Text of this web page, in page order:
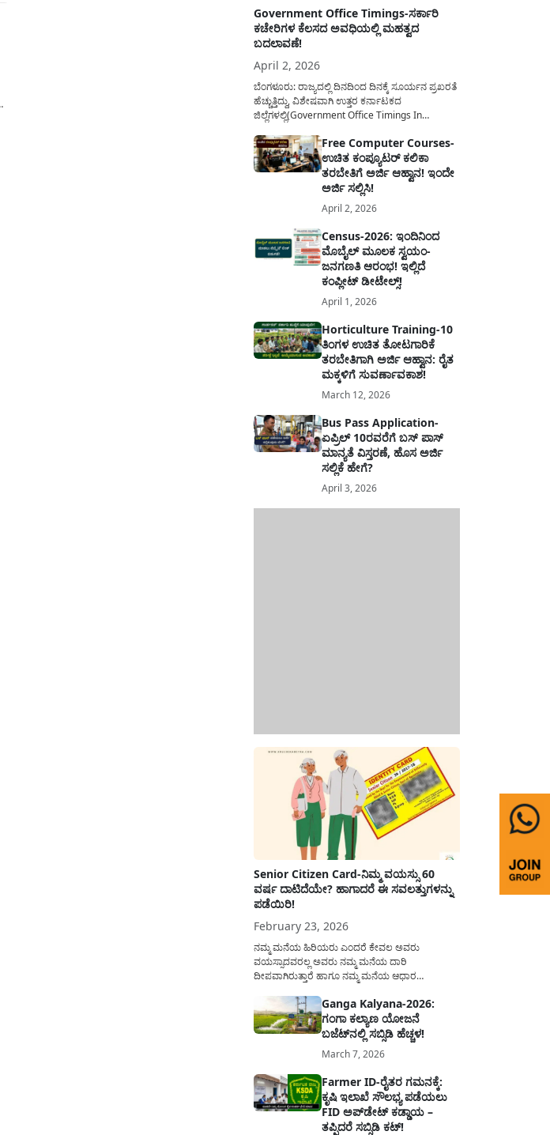
Government Office Timings-ಸರ್ಕಾರಿ
ಕಚೇರಿಗಳ ಕೆಲಸದ ಅವಧಿಯಲ್ಲಿ ಮಹತ್ವದ
ಬದಲಾವಣೆ!
April 2, 2026
ಬೆಂಗಳೂರು: ರಾಜ್ಯದಲ್ಲಿ ದಿನದಿಂದ ದಿನಕ್ಕೆ ಸೂರ್ಯನ ಪ್ರಖರತೆ
ಹೆಚ್ಚುತ್ತಿದ್ದು, ವಿಶೇಷವಾಗಿ ಉತ್ತರ ಕರ್ನಾಟಕದ
ಜಿಲ್ಲೆಗಳಲ್ಲಿ(Government Office Timings In
ಹಿನ್ನೆಲೆಯಲ್ಲಿ ಸರ್ಕಾರಿ ನೌಕರರ ಹಿತದೃಷ್ಟಿಯಿಂದ ಹಾಗೂ
ಸಾರ್ವಜನಿಕರ ಅನುಕೂಲಕ್ಕಾಗಿ ಕರ್ನಾಟಕ ಸರ್ಕಾರವು
ಮಹತ್ವದ ನಿರ್ಧಾರವೊಂದನ್ನು ಕೈಗೊಂಡಿದೆ. ಕಿತ್ತೂರು ಕರ್ನಾಟಕ
ಮತ್ತು ಕಲ್ಯಾಣ ಕರ್ನಾಟಕದ ಒಟ್ಟು 9 ಜಿಲ್ಲೆಗಳಲ್ಲಿ ಏಪ್ರಿಲ್...
Free Computer Courses-
ಉಚಿತ ಕಂಪ್ಯೂಟರ್ ಕಲಿಕಾ
ತರಬೇತಿಗೆ ಅರ್ಜಿ ಆಹ್ವಾನ! ಇಂದೇ
ಅರ್ಜಿ ಸಲ್ಲಿಸಿ!
April 2, 2026
Census-2026: ಇಂದಿನಿಂದ
ಮೊಬೈಲ್ ಮೂಲಕ ಸ್ವಯಂ-
ಜನಗಣತಿ ಆರಂಭ! ಇಲ್ಲಿದೆ
ಕಂಪ್ಲೀಟ್ ಡೀಟೇಲ್ಸ್!
April 1, 2026
Horticulture Training-10
ತಿಂಗಳ ಉಚಿತ ತೋಟಗಾರಿಕೆ
ತರಬೇತಿಗಾಗಿ ಅರ್ಜಿ ಆಹ್ವಾನ: ರೈತ
ಮಕ್ಕಳಿಗೆ ಸುವರ್ಣಾವಕಾಶ!
March 12, 2026
Bus Pass Application-
ಏಪ್ರಿಲ್ 10ರವರೆಗೆ ಬಸ್ ಪಾಸ್
ಮಾನ್ಯತೆ ವಿಸ್ತರಣೆ, ಹೊಸ ಅರ್ಜಿ
ಸಲ್ಲಿಕೆ ಹೇಗೆ?
April 3, 2026
Senior Citizen Card-ನಿಮ್ಮ ವಯಸ್ಸು 60
ವರ್ಷ ದಾಟಿದೆಯೇ? ಹಾಗಾದರೆ ಈ ಸವಲತ್ತುಗಳನ್ನು
ಪಡೆಯಿರಿ!
February 23, 2026
ನಮ್ಮ ಮನೆಯ ಹಿರಿಯರು ಎಂದರೆ ಕೇವಲ ಅವರು
ವಯಸ್ಸಾದವರಲ್ಲ ಅವರು ನಮ್ಮ ಮನೆಯ ದಾರಿ
ದೀಪವಾಗಿರುತ್ತಾರೆ ಹಾಗೂ ನಮ್ಮ ಮನೆಯ ಆಧಾರ
ಸಮಾಜಕ್ಕಾಗಿ ದುಡಿತಿರುತ್ತಾರೆ ಹಾಗೆಯೇ ಅವರು ತಮ್ಮ 60
ವರ್ಷಗಳ ನಂತರದ ಜೀವನವನ್ನು ನೆಮ್ಮದಿಯಿಂದ
ಕಳೆಯಬೇಕೆಂಬುದು ಪ್ರತಿಯೊಬ್ಬರ ಕನಸಾಗಿರುತ್ತದೆ ಆದ್ದರಿಂದ
ಸರ್ಕಾರವು ಹಿರಿಯ ನಾಗರಿಕರ ಗುರುತಿನ ಚೀಟಿ...
Ganga Kalyana-2026:
ಗಂಗಾ ಕಲ್ಯಾಣ ಯೋಜನೆ
ಬಜೆಟ್‌ನಲ್ಲಿ ಸಬ್ಸಿಡಿ ಹೆಚ್ಚಳ!
March 7, 2026
Farmer ID-ರೈತರ ಗಮನಕ್ಕೆ:
ಕೃಷಿ ಇಲಾಖೆ ಸೌಲಭ್ಯ ಪಡೆಯಲು
FID ಅಪ್‌ಡೇಟ್ ಕಡ್ಡಾಯ –
ತಪ್ಪಿದರೆ ಸಬ್ಸಿಡಿ ಕಟ್!